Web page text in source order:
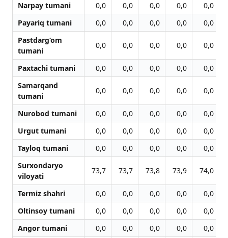
Narpay tumani 0,0 0,0 0,0 0,0
0,0
Payariq tumani
0,0 0,0 0,0 0,0
0,0
Pastdarg‘om
tumani
0,0 0,0 0,0 0,0 0,0
Paxtachi tumani 0,0 0,0 0,0 0,0
0,0
Samarqand
tumani
0,0 0,0 0,0 0,0 0,0
Nurobod tumani 0,0 0,0 0,0 0,0
0,0
Urgut tumani
0,0 0,0 0,0 0,0
0,0
Tayloq tumani
0,0 0,0 0,0 0,0
0,0
Surxondaryo
viloyati
73,7 73,7 73,8 73,9 74,0
Termiz shahri 0,0 0,0 0,0 0,0
0,0
Oltinsoy tumani
0,0 0,0 0,0 0,0
0,0
Angor tumani
0,0 0,0 0,0 0,0
0,0